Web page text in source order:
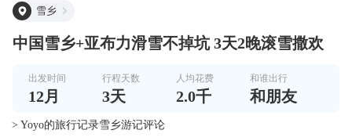
雪乡
中国雪乡+亚布力滑雪不掉坑 3天2晚滚雪撒欢
出发时间
12月
行程天数
3天
人均花费
2.0千
和谁出行
和朋友
> Yoyo的旅行记录雪乡游记评论